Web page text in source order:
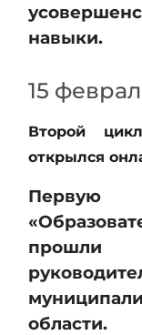
навыки.
15
Второй
открылся